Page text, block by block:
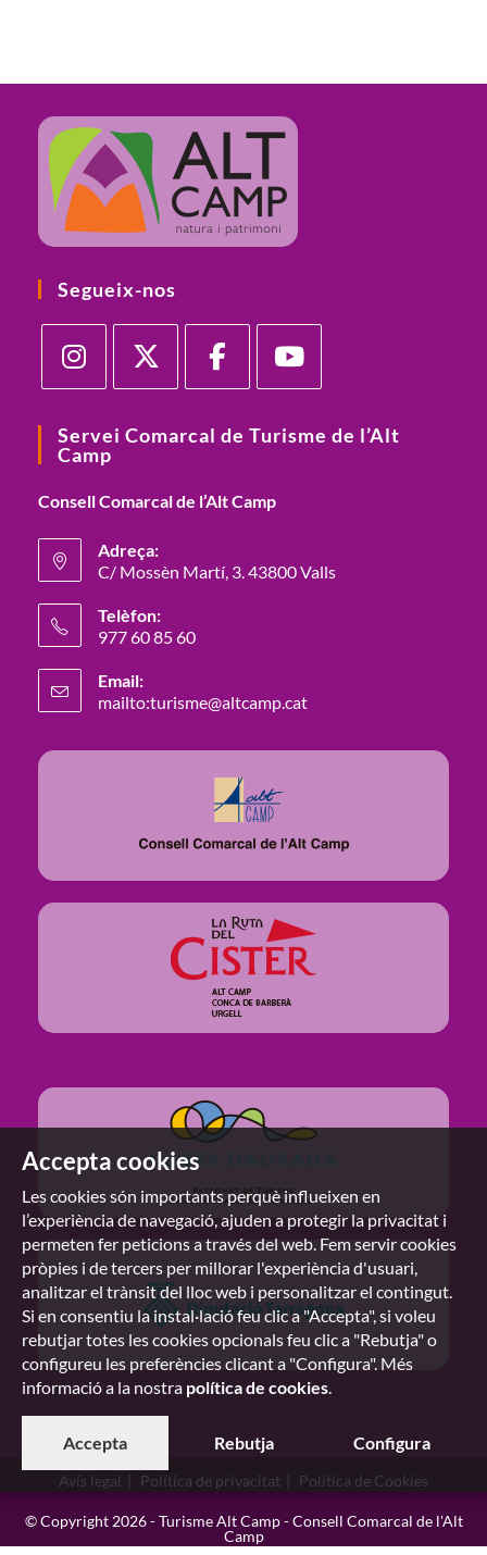
Accepta cookies
Les cookies són importants perquè influeixen en
l’experiència de navegació, ajuden a protegir la privacitat i
permeten fer peticions a través del web. Fem servir cookies
pròpies i de tercers per millorar l'experiència d'usuari,
analitzar el trànsit del lloc web i personalitzar el contingut.
Si en consentiu la instal·lació feu clic a "Accepta", si voleu
rebutjar totes les cookies opcionals feu clic a "Rebutja" o
configureu les preferències clicant a "Configura". Més
informació a la nostra política de cookies.
Accepta Rebutja Configura
Segueix-nos
Servei Comarcal de Turisme de l’Alt
Camp
Consell Comarcal de l’Alt Camp
Adreça:
C/ Mossèn Martí, 3. 43800 Valls
Telèfon:
977 60 85 60
Email:
mailto:turisme@altcamp.cat
Avís legal Política de privacitat Política de Cookies
© Copyright 2026 - Turisme Alt Camp - Consell Comarcal de l'Alt
Camp